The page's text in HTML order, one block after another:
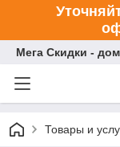
Мега Скидки -
Товары и